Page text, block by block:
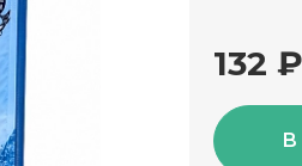
132 ₽
В
Крупы, паста и макароны
Овощные консервы
Соль, сахар и специи